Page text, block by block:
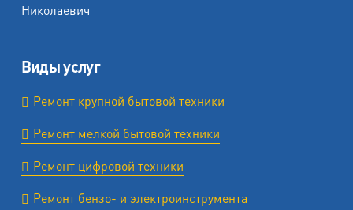
Николаевич
Виды услуг
Ремонт крупной бытовой техники
Ремонт мелкой бытовой техники
Ремонт цифровой техники
Ремонт бензо- и электроинструмента